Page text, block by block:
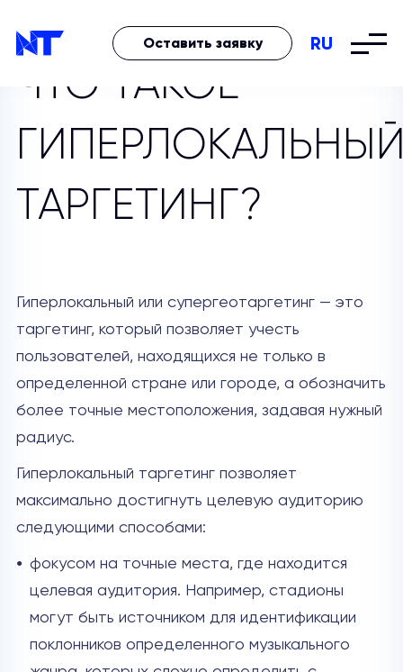
RU
Оставить заявку
ЧТО ТАКОЕ
ТАРГЕТИНГ?
Гиперлокальный или супергеотаргетинг — это
таргетинг, который позволяет учесть
пользователей, находящихся не только в
определенной стране или городе, а обозначить
более точные местоположения, задавая нужный
радиус.
Гиперлокальный таргетинг позволяет
максимально достигнуть целевую аудиторию
следующими способами:
фокусом на точные места, где находится
целевая аудитория. Например, стадионы
могут быть источником для идентификации
поклонников определенного музыкального